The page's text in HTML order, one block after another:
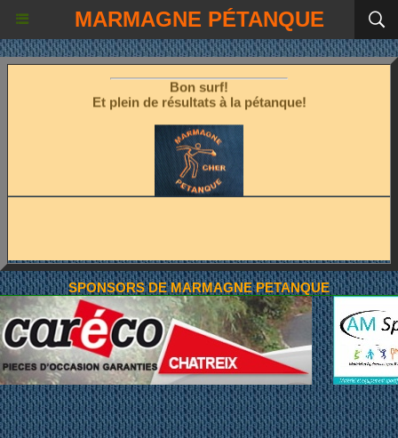
MARMAGNE PÉTANQUE
Les fêtes étant terminées!
Place à la pétanque!
Bon surf!
Et plein de résultats à la pétanque!
SPONSORS DE MARMAGNE PETANQUE